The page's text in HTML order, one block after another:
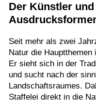
Der Künstler
Seit mehr als zwei
Natur die
Er sieht sich in der
und sucht nach der
Landschaftsraumes.
Staffelei direkt in die